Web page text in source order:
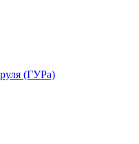
(ГУРа)